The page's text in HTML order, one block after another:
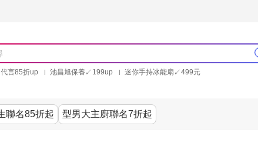
言85折up 池昌旭保養↙199up
迷你手持冰能扇↙499元
聯名85折起 型男大主廚聯名7折起